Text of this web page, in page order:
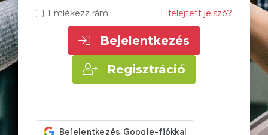
Emlékezz rám Elfelejtett jelszó?
Bejelentkezés
Regisztráció